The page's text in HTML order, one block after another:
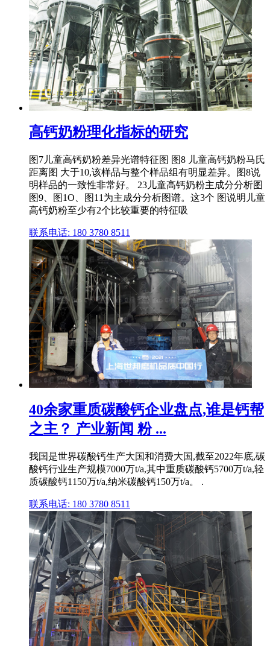
高钙奶粉理化指标的研究
图7儿童高钙奶粉差异光谱特征图 图8 儿童高钙奶粉马氏
距离图 大于10,该样品与整个样品组有明显差异。图8说
明样品的一致性非常好。 23儿童高钙奶粉主成分分析图
图9、图1O、图11为主成分分析图谱。这3个 图说明儿童
高钙奶粉至少有2个比较重要的特征吸
联系电话: 180 3780 8511
40余家重质碳酸钙企业盘点,谁是钙帮
之主？ 产业新闻 粉 ...
我国是世界碳酸钙生产大国和消费大国,截至2022年底,碳
酸钙行业生产规模7000万t/a,其中重质碳酸钙5700万t/a,轻
质碳酸钙1150万t/a,纳米碳酸钙150万t/a。 .
联系电话: 180 3780 8511